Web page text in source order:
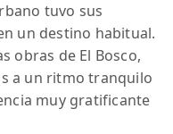
tuvo sus
un destino habitual.
obras de El Bosco,
a un ritmo tranquilo
muy gratificante